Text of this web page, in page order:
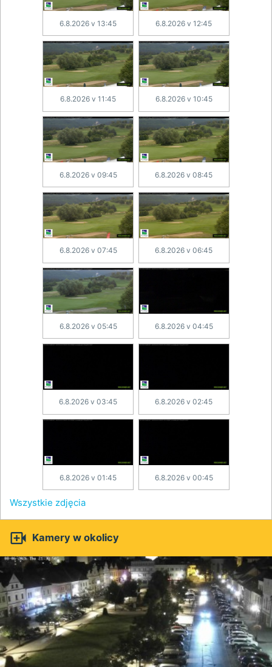
6.8.2026 v 13:45 6.8.2026 v 12:45
6.8.2026 v 11:45 6.8.2026 v 10:45
6.8.2026 v 09:45 6.8.2026 v 08:45
6.8.2026 v 07:45 6.8.2026 v 06:45
6.8.2026 v 05:45 6.8.2026 v 04:45
6.8.2026 v 03:45 6.8.2026 v 02:45
6.8.2026 v 01:45 6.8.2026 v 00:45
Wszystkie zdjęcia
 Kamery w okolicy